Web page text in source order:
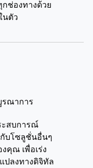
ช่องทางด้วย
นตัว
รณาการ
ะสบการณ์
กับโซลูชั่นอื่นๆ
คุณ เพื่อเร่ง
ปลงทางดิจิทัล